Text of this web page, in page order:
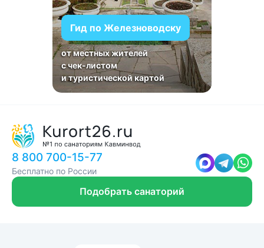
Гид по Железноводску
от местных жителей
с чек-листом
и туристической картой
8 800 700-15-77
Бесплатно по России
Подобрать санаторий